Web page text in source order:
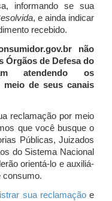
informando se sua
, e ainda indicar
recebido.
não
Órgãos de Defesa do
atendendo os
meio de seus canais
reclamação por meio
que você busque o
Públicas, Juizados
do Sistema Nacional
orientá-lo e auxiliá-
consumo.
sua reclamaçãoe